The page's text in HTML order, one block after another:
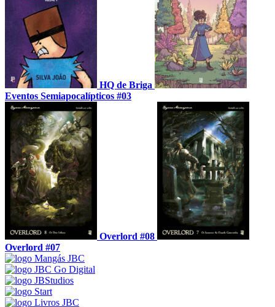
HQ de Briga
Eventos Semiapocalípticos #03
Overlord #08
Overlord #07